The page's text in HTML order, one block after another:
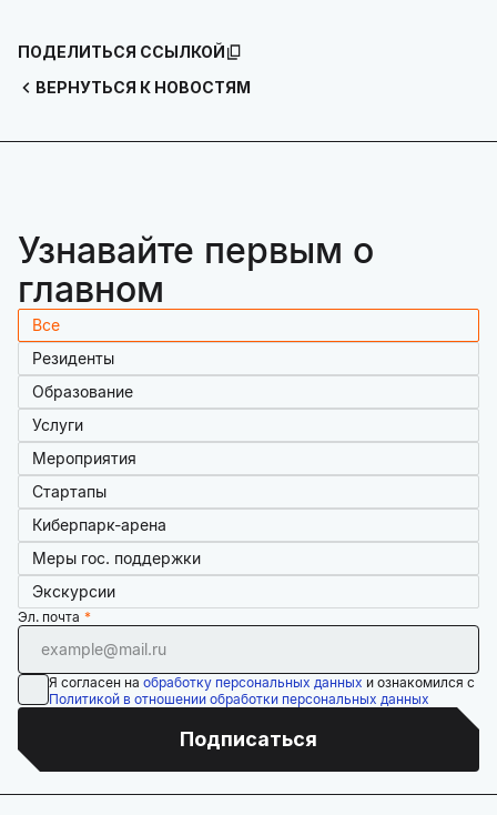
ВЕРНУТЬСЯ К НОВОСТЯМ
ПОДЕЛИТЬСЯ ССЫЛКОЙ
Узнавайте первым о
главном
Все
Резиденты
Образование
Услуги
Мероприятия
Стартапы
Киберпарк-арена
Меры гос. поддержки
Экскурсии
Эл. почта
Я согласен на обработку персональных данных и ознакомился с
Политикой в отношении обработки персональных данных
Подписаться